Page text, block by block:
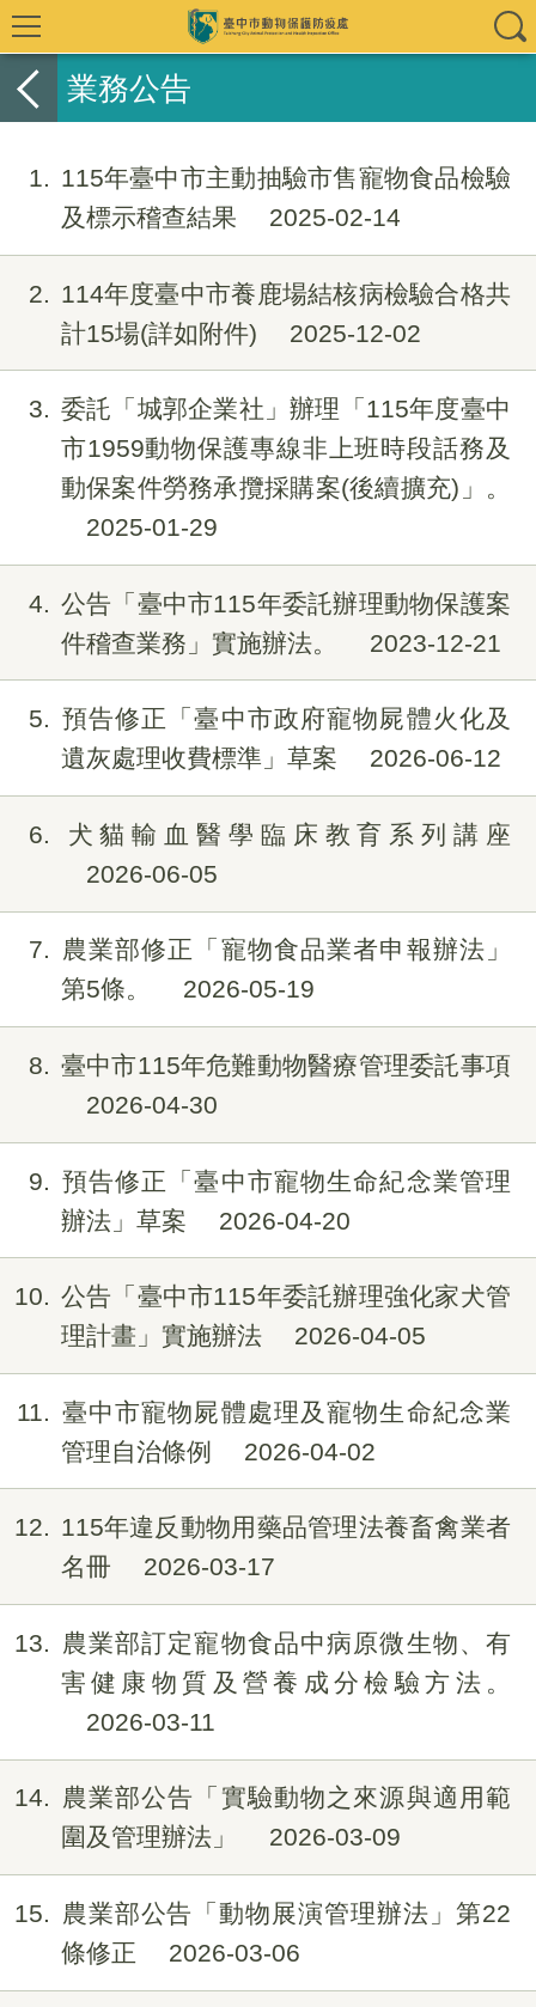
業務公告
1
115年臺中市主動抽驗市售寵物食品檢驗
及標示稽查結果
2025-02-14
2
114年度臺中市養鹿場結核病檢驗合格共
計15場(詳如附件)
2025-12-02
3
委託「城郭企業社」辦理「115年度臺中
市1959動物保護專線非上班時段話務及
動保案件勞務承攬採購案(後續擴充)」。
2025-01-29
4
公告「臺中市115年委託辦理動物保護案
件稽查業務」實施辦法。
2023-12-21
5
預告修正「臺中市政府寵物屍體火化及
遺灰處理收費標準」草案
2026-06-12
6
犬貓輸血醫學臨床教育系列講座
2026-06-05
7
農業部修正「寵物食品業者申報辦法」
第5條。
2026-05-19
8
臺中市115年危難動物醫療管理委託事項
2026-04-30
9
預告修正「臺中市寵物生命紀念業管理
辦法」草案
2026-04-20
10
公告「臺中市115年委託辦理強化家犬管
理計畫」實施辦法
2026-04-05
11
臺中市寵物屍體處理及寵物生命紀念業
管理自治條例
2026-04-02
12
115年違反動物用藥品管理法養畜禽業者
名冊
2026-03-17
13
農業部訂定寵物食品中病原微生物、有
害健康物質及營養成分檢驗方法。
2026-03-11
14
農業部公告「實驗動物之來源與適用範
圍及管理辦法」
2026-03-09
15
農業部公告「動物展演管理辦法」第22
條修正
2026-03-06